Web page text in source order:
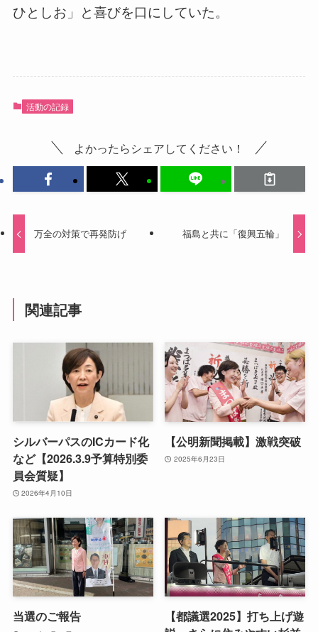
ひとしお」と喜びを口にしていた。
活動の記録
よかったらシェアしてください！
万全の対策で再発防げ 福島と共に「復興五輪」
関連記事
シルバーパスのICカード化
など【2026.3.9予算特別委
員会質疑】
2026年4月10日
【公明新聞掲載】激戦突破
2025年6月23日
当選のご報告
【都議選2025】打ち上げ遊